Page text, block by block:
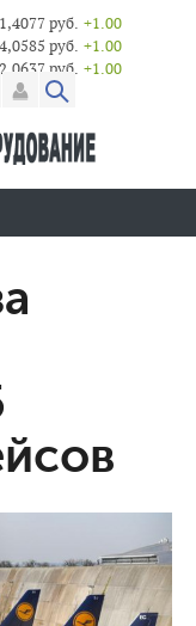
руб. +1.00
руб. +1.00
руб. +1.00